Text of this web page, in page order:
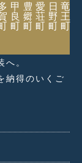
甲
良
町
豊
郷
町
愛
荘
町
日
野
町
竜
王
町
。
納得のいくご